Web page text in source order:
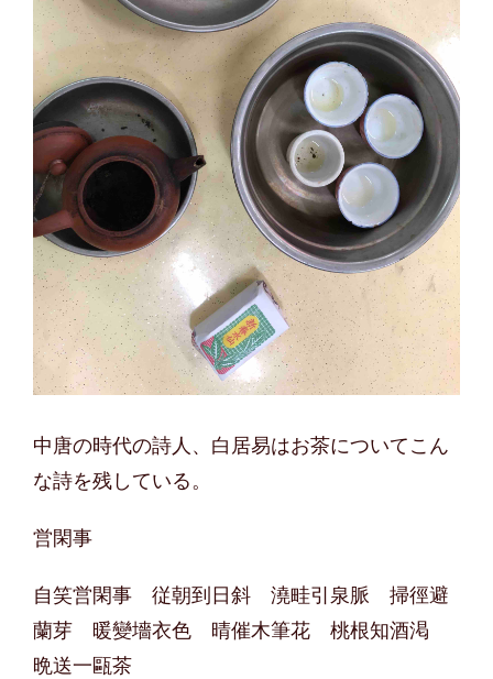
中唐の時代の詩人、白居易はお茶についてこん
な詩を残している。
営閑事
自笑営閑事 従朝到日斜 澆畦引泉脈 掃徑避
蘭芽 暖變墻衣色 晴催木筆花 桃根知酒渇
晩送一甌茶